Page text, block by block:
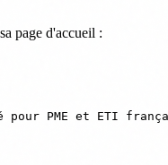
page d'accueil :
pour PME et ETI